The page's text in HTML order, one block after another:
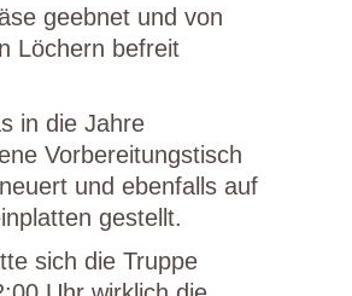
geebnet und von
Löchern befreit
in die Jahre
Vorbereitungstisch
und ebenfalls auf
gestellt.
sich die Truppe